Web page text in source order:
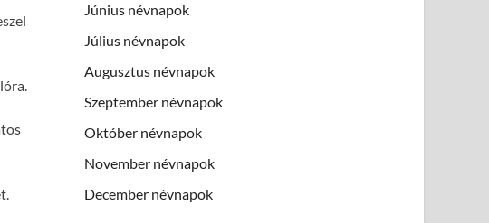
Június névnapok
Július névnapok
Augusztus névnapok
Szeptember névnapok
Október névnapok
November névnapok
December névnapok